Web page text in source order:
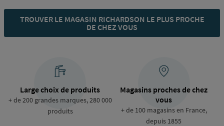
TROUVER LE MAGASIN RICHARDSON LE PLUS PROCHE
DE CHEZ VOUS
Large choix de produits
+ de 200 grandes marques, 280 000
produits
Magasins proches de chez
vous
+ de 100 magasins en France,
depuis 1855